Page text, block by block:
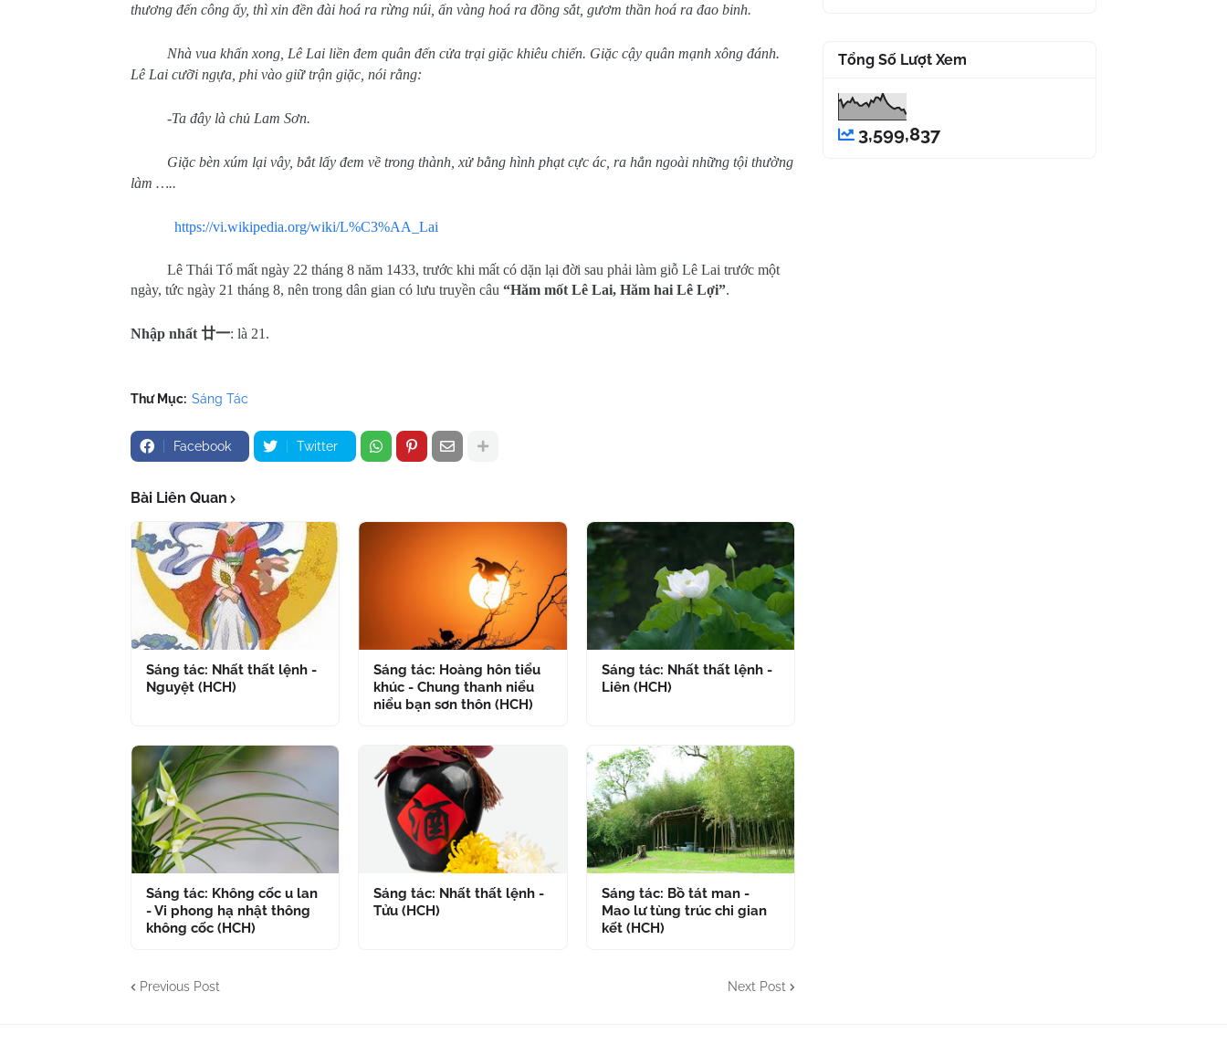
thương đến công ấy, thì xin đền đài hoá ra rừng núi, ấn vàng hoá ra đồng sắt, gươm thần hoá ra đao binh.
Nhà vua khấn xong, Lê Lai liền đem quân đến cửa trại giặc khiêu chiến. Giặc cậy quân mạnh xông đánh.
Lê Lai cưỡi ngựa, phi vào giữ trận giặc, nói rằng:
-Ta đây là chủ Lam Sơn.
Giặc bèn xúm lại vây, bắt lấy đem về trong thành, xử bằng hình phạt cực ác, ra hẳn ngoài những tội thường
làm …..
https://vi.wikipedia.org/wiki/L%C3%AA_Lai
Lê Thái Tổ mất ngày 22 tháng 8 năm 1433, trước khi mất có dặn lại đời sau phải làm giỗ Lê Lai trước một
ngày, tức ngày 21 tháng 8, nên trong dân gian có lưu truyền câu “Hăm mốt Lê Lai, Hăm hai Lê Lợi”.
Nhập nhất 廿一: là 21.
Thư Mục: Sáng Tác
Facebook Twitter
Bài Liên Quan
Sáng tác: Nhất thất lệnh -
Nguyệt (HCH)
Sáng tác: Hoàng hôn tiểu
khúc - Chung thanh niểu
niểu bạn sơn thôn (HCH)
Sáng tác: Nhất thất lệnh -
Liên (HCH)
Sáng tác: Không cốc u lan
- Vi phong hạ nhật thông
không cốc (HCH)
Sáng tác: Nhất thất lệnh -
Tửu (HCH)
Sáng tác: Bồ tát man -
Mao lư tùng trúc chi gian
kết (HCH)
Previous Post Next Post
Tổng Số Lượt Xem
3,599,837